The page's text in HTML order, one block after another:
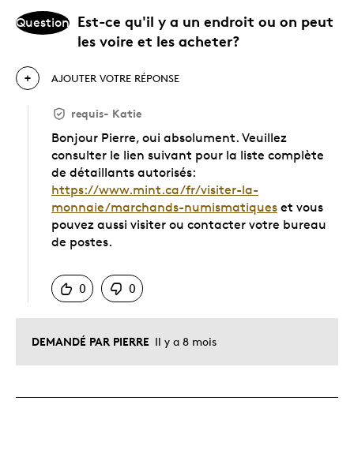
Question Est-ce qu'il y a un endroit ou on peut
les voire et les acheter?
DEMANDÉ PAR PIERRE Il y a 8 mois
AJOUTER VOTRE RÉPONSE
requis- Katie
Bonjour Pierre, oui absolument. Veuillez
consulter le lien suivant pour la liste complète
de détaillants autorisés:
https://www.mint.ca/fr/visiter-la-
monnaie/marchands-numismatiques et vous
pouvez aussi visiter ou contacter votre bureau
de postes.
0
0